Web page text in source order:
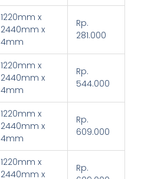
1220mm x
2440mm x
4mm
Rp.
281.000
1220mm x
2440mm x
4mm
Rp.
544.000
1220mm x
2440mm x
4mm
Rp.
609.000
1220mm x
2440mm x
Rp.